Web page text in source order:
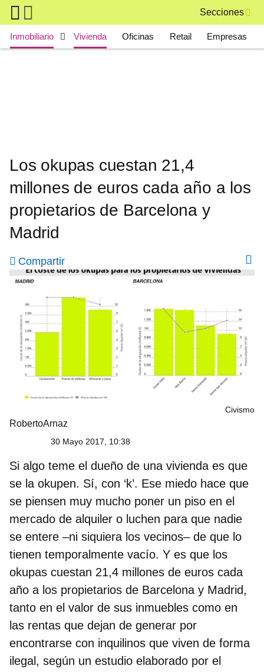
Skip to main content
Secciones
Main navigation
Inmobiliario Vivienda Oficinas Retail Empresas
Los okupas cuestan 21,4
millones de euros cada año a los
propietarios de Barcelona y
Madrid
Compartir
Civismo
RobertoArnaz
30 Mayo 2017, 10:38
Si algo teme el dueño de una vivienda es que
se la okupen. Sí, con ‘k’. Ese miedo hace que
se piensen muy mucho poner un piso en el
mercado de alquiler o luchen para que nadie
se entere –ni siquiera los vecinos– de que lo
tienen temporalmente vacío. Y es que los
okupas cuestan 21,4 millones de euros cada
año a los propietarios de Barcelona y Madrid,
tanto en el valor de sus inmuebles como en
las rentas que dejan de generar por
encontrarse con inquilinos que viven de forma
ilegal, según un estudio elaborado por el